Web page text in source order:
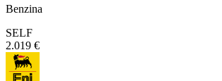
Benzina
SELF
2.019 €